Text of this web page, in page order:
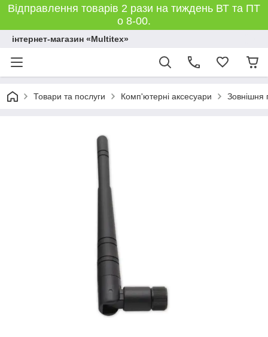
Відправлення товарів 2 рази на тиждень ВТ та ПТ
о 8-00.
інтернет-магазин «Multitex»
Товари та послуги Комп'ютерні аксесуари Зовнішня